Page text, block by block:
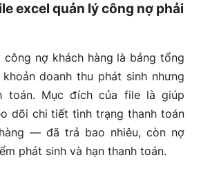
excel quản lý công nợ phải
công nợ khách hàng là bảng tổng
doanh thu phát sinh nhưng
toán. Mục đích của file là giúp
dõi chi tiết tình trạng thanh toán
— đã trả bao nhiêu, còn nợ
phát sinh và hạn thanh toán.